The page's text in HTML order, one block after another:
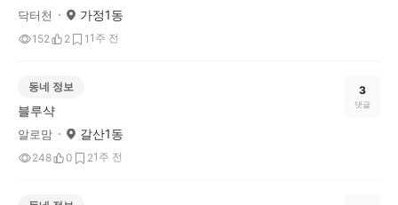
닥터천 가정1동
152 2 1 1주 전
동네 정보
블루샥
알로맘 갈산1동
248 0 21주 전
3
댓글